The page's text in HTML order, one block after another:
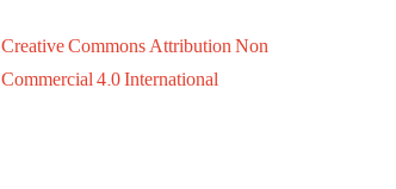
Creative Commons Attribution Non
Commercial 4.0 International